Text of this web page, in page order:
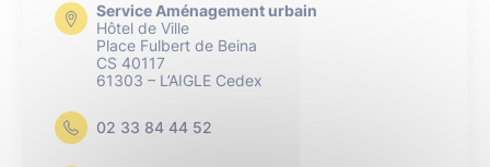
Service Aménagement urbain
Hôtel de Ville
Place Fulbert de Beina
CS 40117
61303 – L’AIGLE Cedex
02 33 84 44 52